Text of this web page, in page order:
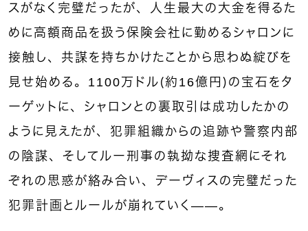
スがなく完璧だったが、人生最大の大金を得るた
めに高額商品を扱う保険会社に勤めるシャロンに
接触し、共謀を持ちかけたことから思わぬ綻びを
見せ始める。1100万ドル（約16億円）の宝石をタ
ーゲットに、シャロンとの裏取引は成功したかの
ように見えたが、犯罪組織からの追跡や警察内部
の陰謀、そしてルー刑事の執拗な捜査網にそれ
ぞれの思惑が絡み合い、デーヴィスの完璧だった
犯罪計画とルールが崩れていく——。